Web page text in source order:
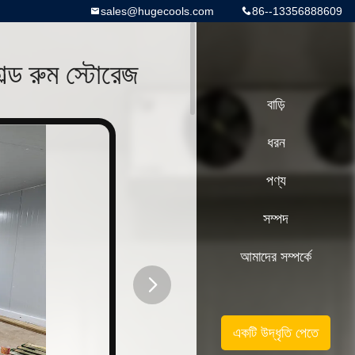
86--13356888609
sales@hugecools.com
রুম স্টোরেজ
বাড়ি
ধরন
পণ্য
সম্পদ
আমাদের সম্পর্কে
একটি উদ্ধৃতি পেতে